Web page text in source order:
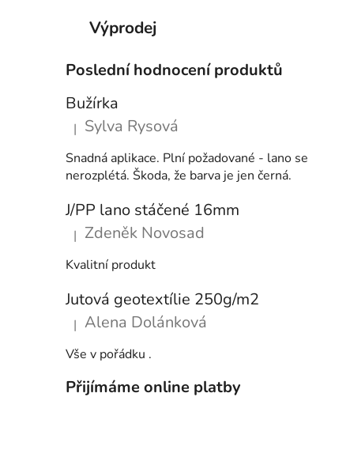
Výprodej
Poslední hodnocení produktů
Bužírka
Hodnocení produktu je 5 z 5 hvězdiček.
| Sylva Rysová
Snadná aplikace. Plní požadované - lano se
nerozplétá. Škoda, že barva je jen černá.
J/PP lano stáčené 16mm
Hodnocení produktu je 5 z 5 hvězdiček.
| Zdeněk Novosad
Kvalitní produkt
Jutová geotextílie 250g/m2
Hodnocení produktu je 5 z 5 hvězdiček.
| Alena Dolánková
Vše v pořádku .
Přijímáme online platby